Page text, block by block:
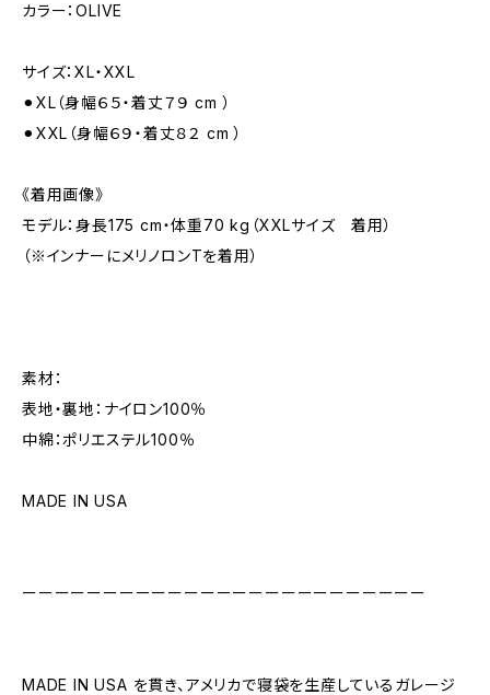
カラー：OLIVE
サイズ：XL・XXL
⚫︎XL（身幅６５・着丈７９ cm ）
⚫︎XXL（身幅６９・着丈８２ cm ）
《着用画像》
モデル：身長175 cm・体重70 kg（XXLサイズ 着用）
（※インナーにメリノロンTを着用）
素材：
表地・裏地：ナイロン100％
中綿：ポリエステル100％
MADE IN USA
ーーーーーーーーーーーーーーーーーーーーーーーーー
MADE IN USA を貫き、アメリカで寝袋を生産しているガレージ